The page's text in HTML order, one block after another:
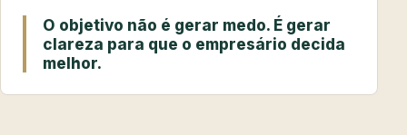
O objetivo não é gerar medo. É gerar
clareza para que o empresário decida
melhor.